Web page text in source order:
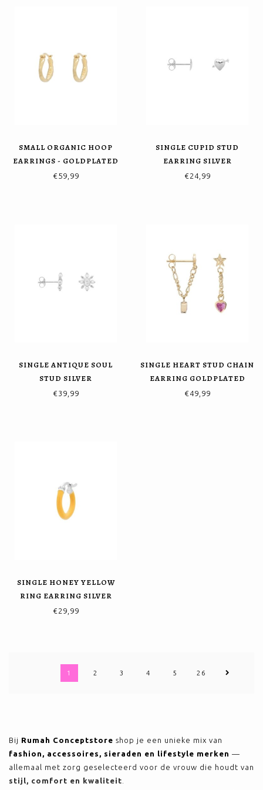
SMALL ORGANIC HOOP
EARRINGS - GOLDPLATED
€59,99
SINGLE CUPID STUD
EARRING SILVER
€24,99
SINGLE ANTIQUE SOUL
STUD SILVER
€39,99
SINGLE HEART STUD CHAIN
EARRING GOLDPLATED
€49,99
SINGLE HONEY YELLOW
RING EARRING SILVER
€29,99
1 2 3 4 5 26
Bij Rumah Conceptstore shop je een unieke mix van
fashion, accessoires, sieraden en lifestyle merken —
allemaal met zorg geselecteerd voor de vrouw die houdt van
stijl, comfort en kwaliteit